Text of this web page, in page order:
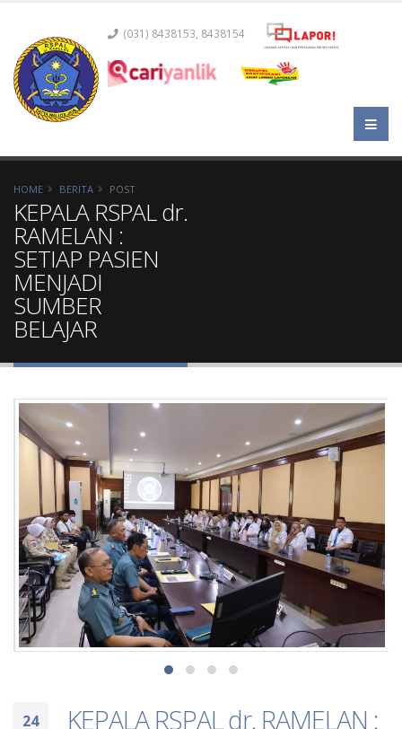
(031) 8438153, 8438154
HOME BERITA POST
KEPALA RSPAL dr.
RAMELAN :
SETIAP PASIEN
MENJADI
SUMBER
BELAJAR
24
KEPALA RSPAL dr. RAMELAN :